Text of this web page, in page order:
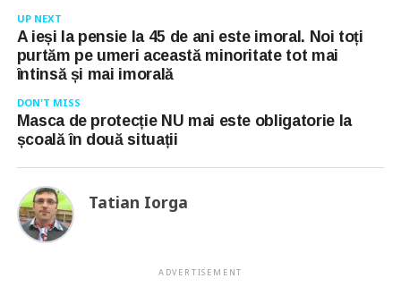
UP NEXT
A ieși la pensie la 45 de ani este imoral. Noi toți
purtăm pe umeri această minoritate tot mai
întinsă și mai imorală
DON'T MISS
Masca de protecție NU mai este obligatorie la
școală în două situații
Tatian Iorga
ADVERTISEMENT